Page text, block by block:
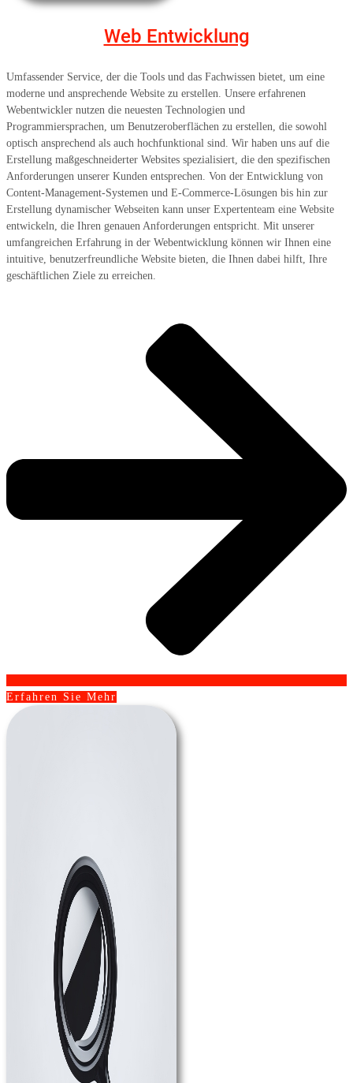
Web Entwicklung
Umfassender Service, der die Tools und das Fachwissen bietet, um eine
moderne und ansprechende Website zu erstellen. Unsere erfahrenen
Webentwickler nutzen die neuesten Technologien und
Programmiersprachen, um Benutzeroberflächen zu erstellen, die sowohl
optisch ansprechend als auch hochfunktional sind. Wir haben uns auf die
Erstellung maßgeschneiderter Websites spezialisiert, die den spezifischen
Anforderungen unserer Kunden entsprechen. Von der Entwicklung von
Content-Management-Systemen und E-Commerce-Lösungen bis hin zur
Erstellung dynamischer Webseiten kann unser Expertenteam eine Website
entwickeln, die Ihren genauen Anforderungen entspricht. Mit unserer
umfangreichen Erfahrung in der Webentwicklung können wir Ihnen eine
intuitive, benutzerfreundliche Website bieten, die Ihnen dabei hilft, Ihre
geschäftlichen Ziele zu erreichen.
Erfahren Sie Mehr